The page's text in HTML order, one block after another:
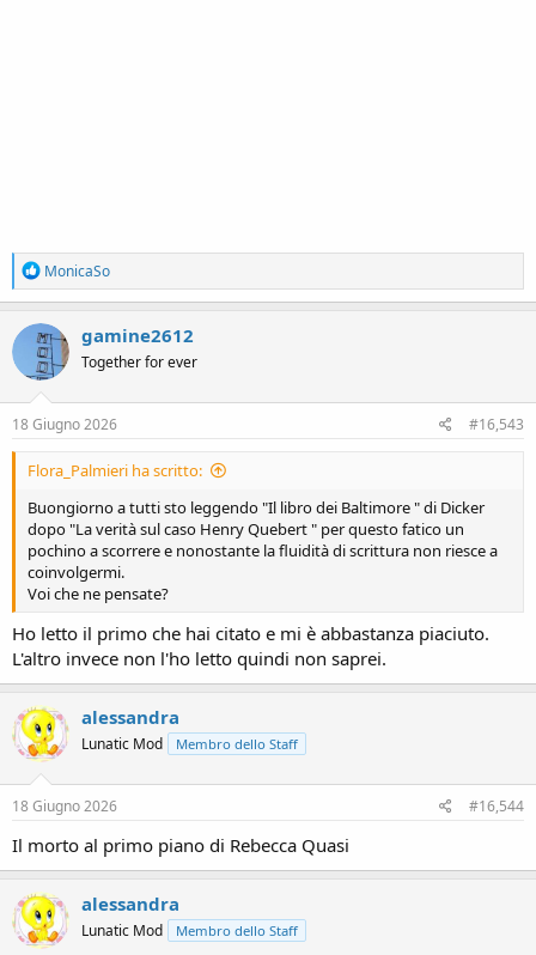
R
e
a
c
t
i
o
n
s
MonicaSo
gamine2612
Together for ever
18 Giugno 2026 #16,543
Flora_Palmieri ha scritto:
Buongiorno a tutti sto leggendo "Il libro dei Baltimore " di Dicker
dopo "La verità sul caso Henry Quebert " per questo fatico un
pochino a scorrere e nonostante la fluidità di scrittura non riesce a
coinvolgermi.
Voi che ne pensate?
Ho letto il primo che hai citato e mi è abbastanza piaciuto.
L'altro invece non l'ho letto quindi non saprei.
alessandra
Lunatic Mod Membro dello Staff
18 Giugno 2026 #16,544
Il morto al primo piano di Rebecca Quasi
alessandra
Lunatic Mod Membro dello Staff